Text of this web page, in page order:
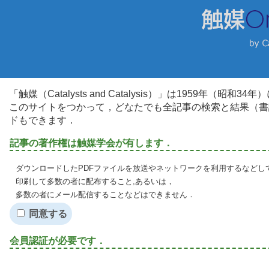
「触媒（Catalysts and Catalysis）」は1959年（昭和34年
このサイトをつかって，どなたでも全記事の検索と結果（
ドもできます．
記事の著作権は触媒学会が有します．
ダウンロードしたPDFファイルを放送やネットワークを利用するなど
印刷して多数の者に配布すること,あるいは，
多数の者にメール配信することなどはできません．
同意する
会員認証が必要です．